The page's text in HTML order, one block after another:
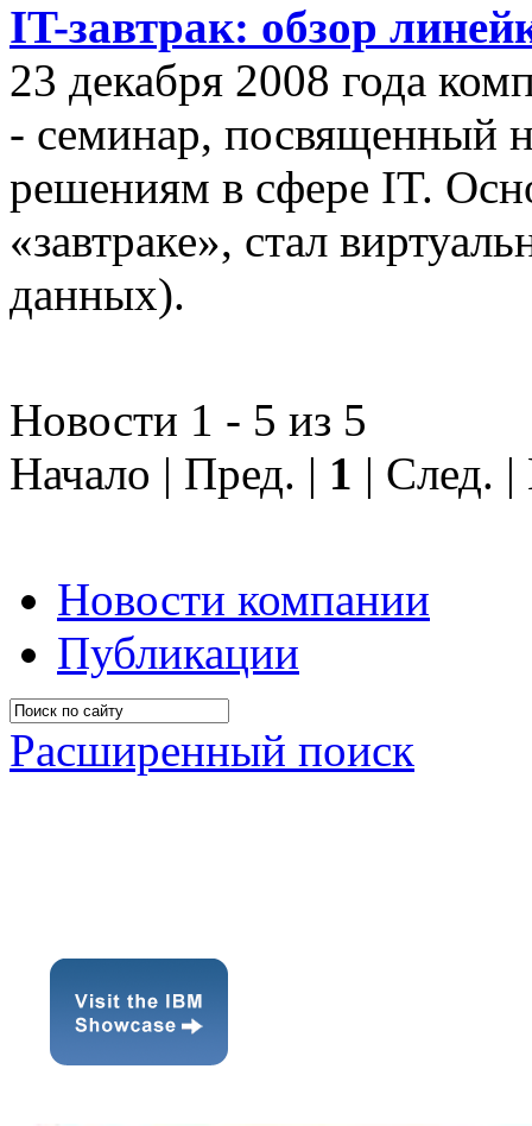
IT-завтрак: обзор
23 декабря 2008 года
- семинар, посвященный
решениям в сфере IT.
«завтраке», стал
данных).
Новости 1 - 5 из 5
Начало | Пред. | 1 | След.
Новости компании
Публикации
Расширенный поиск